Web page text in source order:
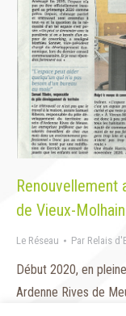
Renouvellement
de Vieux-
Le Réseau Par Relais
Début 2020, en
Ardenne Rives de